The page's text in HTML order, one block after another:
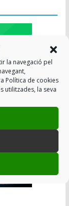
la navegació pel
Política de cookies
utilitzades, la seva